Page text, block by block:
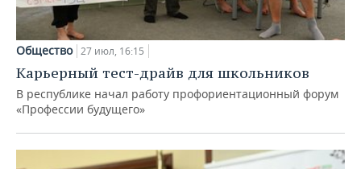
Общество 27 июл, 16:15
Карьерный тест-драйв для школьников
В республике начал работу профориентационный форум
«Профессии будущего»